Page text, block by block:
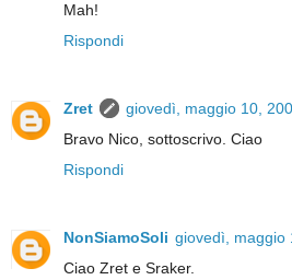
Mah!
Rispondi
Zret
giovedì, maggio 10,
Bravo Nico, sottoscrivo. Ciao
Rispondi
NonSiamoSoli giovedì, maggio
Ciao Zret e Sraker.